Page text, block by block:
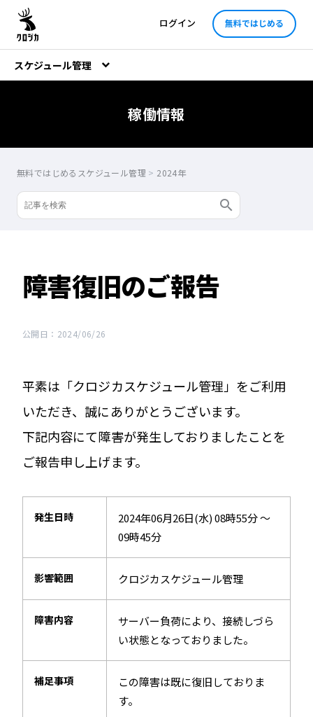
ログイン 無料ではじめる
スケジュール管理
稼働情報
無料ではじめるスケジュール管理 > 2024年
障害復旧のご報告
公開日：2024/06/26
平素は「クロジカスケジュール管理」をご利用
いただき、誠にありがとうございます。
下記内容にて障害が発生しておりましたことを
ご報告申し上げます。
発生日時
2024年06月26日(水) 08時55分 ～
09時45分
影響範囲 クロジカスケジュール管理
障害内容
サーバー負荷により、接続しづら
い状態となっておりました。
補足事項
この障害は既に復旧しておりま
す。